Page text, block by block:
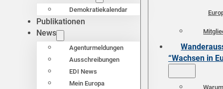
Demokratiekalendar
Publikationen
News
Agenturmeldungen
Ausschreibungen
EDI News
Mein Europa
“Wachsen in